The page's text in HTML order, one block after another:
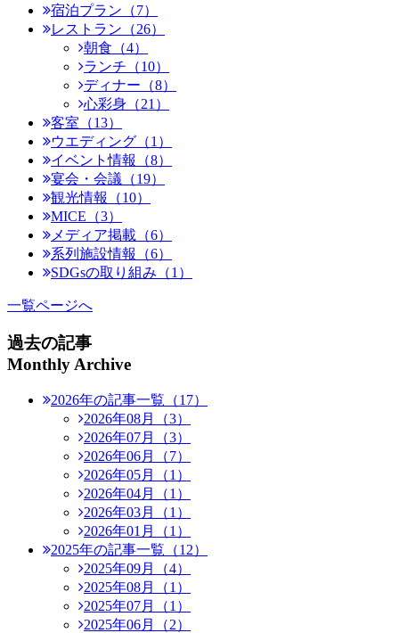
宿泊プラン（7）
レストラン（26）
朝食（4）
ランチ（10）
ディナー（8）
心彩身（21）
客室（13）
ウエディング（1）
イベント情報（8）
宴会・会議（19）
観光情報（10）
MICE（3）
メディア掲載（6）
系列施設情報（6）
SDGsの取り組み（1）
一覧ページへ
過去の記事
Monthly Archive
2026年の記事一覧（17）
2026年08月（3）
2026年07月（3）
2026年06月（7）
2026年05月（1）
2026年04月（1）
2026年03月（1）
2026年01月（1）
2025年の記事一覧（12）
2025年09月（4）
2025年08月（1）
2025年07月（1）
2025年06月（2）